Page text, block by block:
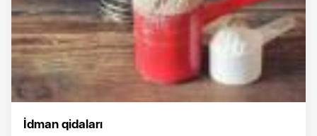
İdman qidaları